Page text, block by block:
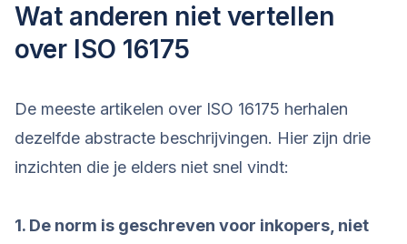
Wat anderen niet vertellen
over ISO 16175
De meeste artikelen over ISO 16175 herhalen
dezelfde abstracte beschrijvingen. Hier zijn drie
inzichten die je elders niet snel vindt:
1. De norm is geschreven voor inkopers, niet